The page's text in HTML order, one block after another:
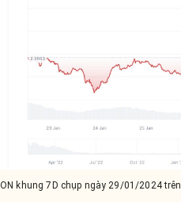
khung 7D chụp ngày 29/01/2024